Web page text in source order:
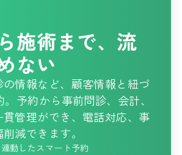
施術まで、流
ない
情報など、顧客情報と紐づ
。予約から事前問診、会計、
管理ができ、電話対応、事
減できます。
動したスマート予約